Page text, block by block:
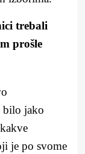
trebali
prošle
bilo jako
je po svome